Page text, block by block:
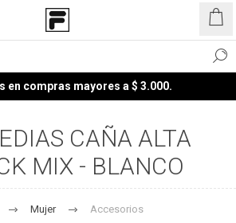
en compras mayores a $ 3.000.
CAÑA ALTA
MIX - BLANCO
Mujer Accesorios